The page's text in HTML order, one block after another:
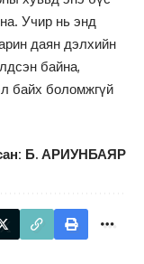
Учир нь энд
даян дэлхийн
байна,
байх боломжгүй
Б. АРИУНБАЯР